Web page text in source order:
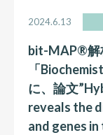
2024.6.13
bit-MAP®解
「
に、論文
reveals the
and genes